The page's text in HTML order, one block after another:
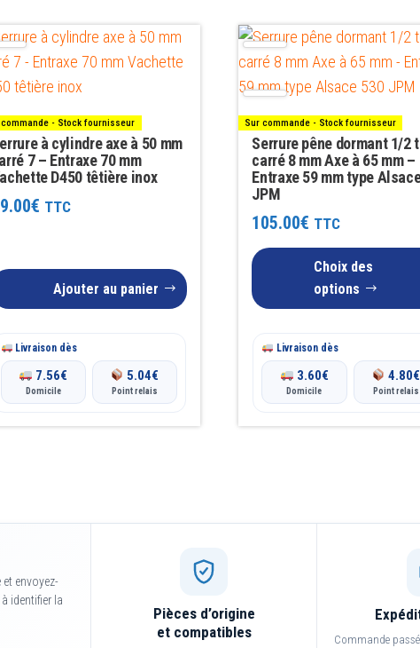
commande - Stock fournisseur
à cylindre axe à 50 mm
7 – Entraxe 70 mm
D450 têtière inox
€ TTC
Ajouter au panier
Livraison dès
7.56€
Domicile
5.04€
Point relais
Sur commande - Stock fournisseur
Serrure pêne dormant 1/2
carré 8 mm Axe à 65 mm –
Entraxe 59 mm type
JPM
105.00€ TTC
Choix des
options
Ce
produit
a
variations.
Les
options
être
choisies
Livraison dès
3.60€
Domicile
4.80€
Point relais
envoyez-
identifier la
Pièces d’origine
et compatibles
Commande